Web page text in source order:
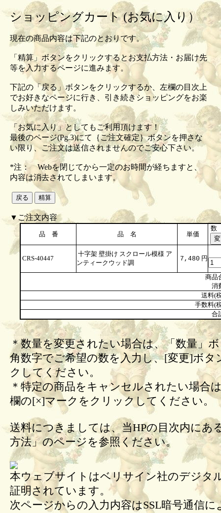
ショッピングカート (お気に入り）
現在の商品内容は下記のとおりです。
「精算」ボタンをクリックするとお支払方法・お届け先
等を入力するページに進みます。
下記の「戻る」ボタンをクリックするか、左欄の目次上
でお好きなページに行き、引き続きショッピングをお楽
しみいただけます。
「お気に入り」としてもご利用頂けます！
最後のページ(Pg.3)にて｛ご注文確定｝ボタンを押さな
い限り、ご注文は送信されませんのでご安心下さい。
*注： Webを閉じてから一定のお時間が経ちますと、
内容は消去されてしまいます。
▼ご注文内容
品 番 品 名 単価
数
CRS-40447
十字架 壁掛け スクロール模様 ア
ンティークウッド調
7,480 円
商品
消
送料(
手数料(
合
＊数量を変更されたい場合は、「数量」
角数字でご希望の数を入力し、[変更]ボタ
クしてください。
＊特定の商品をキャンセルされたい場合
欄の[×]マークをクリックしてください。
送料につきましては、当HPの目次内にあ
方法」のページを参照ください。
本ウェブサイトはベリサイン社のデジタ
証明されています。
次ページからの入力内容はSSL暗号通信に